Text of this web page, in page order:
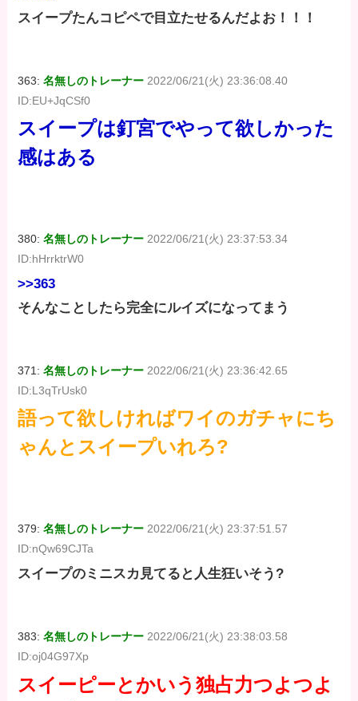
スイープたんコピペで目立たせるんだよお！！！
363:名無しのトレーナー 2022/06/21(火) 23:36:08.40
ID:EU+JqCSf0
スイープは釘宮でやって欲しかった
感はある
380:名無しのトレーナー 2022/06/21(火) 23:37:53.34
ID:hHrrktrW0
>>363
そんなことしたら完全にルイズになってまう
371:名無しのトレーナー 2022/06/21(火) 23:36:42.65
ID:L3qTrUsk0
語って欲しければワイのガチャにち
ゃんとスイープいれろ?
379:名無しのトレーナー 2022/06/21(火) 23:37:51.57
ID:nQw69CJTa
スイープのミニスカ見てると人生狂いそう?
383:名無しのトレーナー 2022/06/21(火) 23:38:03.58
ID:oj04G97Xp
スイーピーとかいう独占力つよつよ